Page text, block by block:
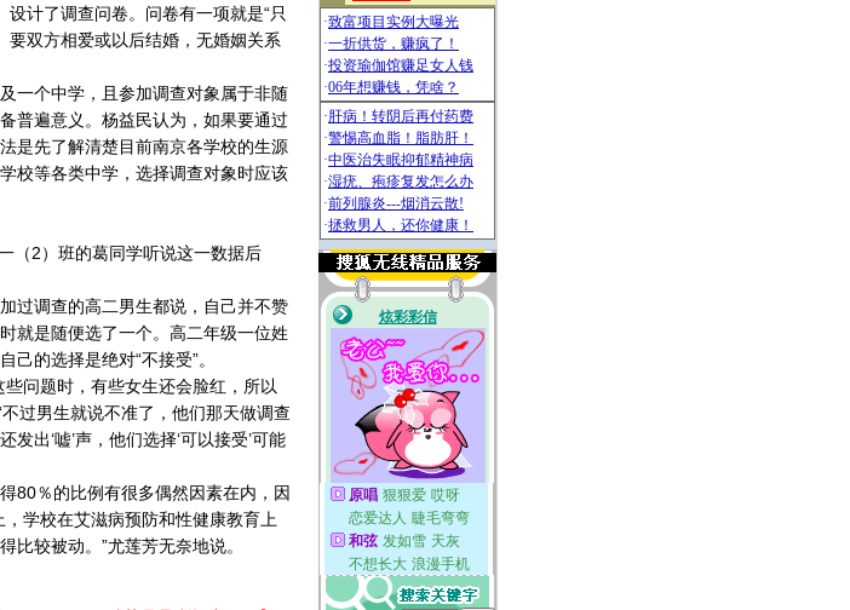
设计了调查问卷。问卷有一项就是“只
要双方相爱或以后结婚，无婚姻关系
个中学，且参加调查对象属于非随
普遍意义。杨益民认为，如果要通过
是先了解清楚目前南京各学校的生源
校等各类中学，选择调查对象时应该
2）班的葛同学听说这一数据后
调查的高二男生都说，自己并不赞
就是随便选了一个。高二年级一位姓
的选择是绝对“不接受”。
问题时，有些女生还会脸红，所以
过男生就说不准了，他们那天做调查
出‘嘘’声，他们选择‘可以接受’可能
％的比例有很多偶然因素在内，因
学校在艾滋病预防和性健康教育上
较被动。”尤莲芳无奈地说。